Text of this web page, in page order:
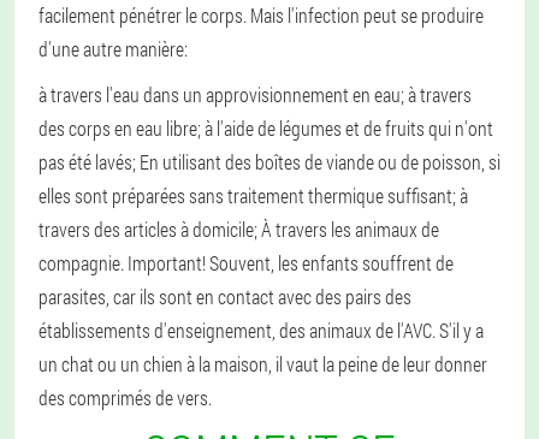
facilement pénétrer le corps. Mais l'infection peut se produire
d'une autre manière:
à travers l'eau dans un approvisionnement en eau;à travers
des corps en eau libre;à l'aide de légumes et de fruits qui n'ont
pas été lavés;En utilisant des boîtes de viande ou de poisson, si
elles sont préparées sans traitement thermique suffisant;à
travers des articles à domicile;À travers les animaux de
compagnie. Important! Souvent, les enfants souffrent de
parasites, car ils sont en contact avec des pairs des
établissements d'enseignement, des animaux de l'AVC. S'il y a
un chat ou un chien à la maison, il vaut la peine de leur donner
des comprimés de vers.